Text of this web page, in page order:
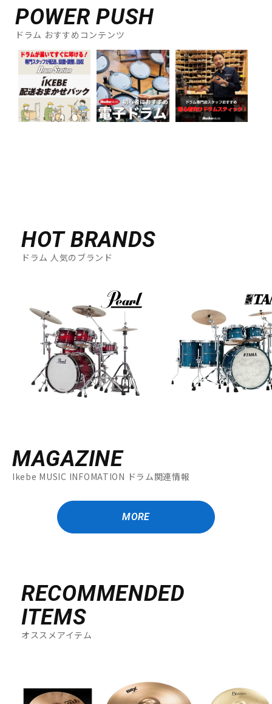
POWER PUSH
ドラム おすすめコンテンツ
HOT BRANDS
ドラム 人気のブランド
MAGAZINE
Ikebe MUSIC INFOMATION ドラム関連情報
MORE
RECOMMENDED
ITEMS
オススメアイテム